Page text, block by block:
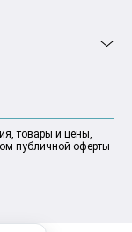
товары и цены,
публичной оферты